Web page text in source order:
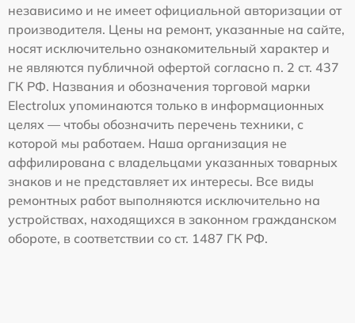
независимо и не имеет официальной авторизации от
производителя. Цены на ремонт, указанные на сайте,
носят исключительно ознакомительный характер и
не являются публичной офертой согласно п. 2 ст. 437
ГК РФ. Названия и обозначения торговой марки
Electrolux упоминаются только в информационных
целях — чтобы обозначить перечень техники, с
которой мы работаем. Наша организация не
аффилирована с владельцами указанных товарных
знаков и не представляет их интересы. Все виды
ремонтных работ выполняются исключительно на
устройствах, находящихся в законном гражданском
обороте, в соответствии со ст. 1487 ГК РФ.